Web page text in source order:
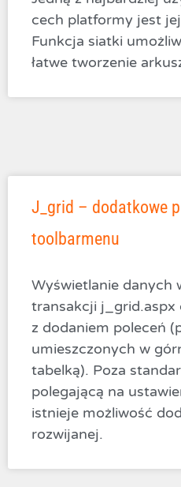
cech platformy jest
Funkcja siatki
łatwe tworzenie
J_grid – dodatkowe
toolbarmenu
Wyświetlanie danych
transakcji j_grid.aspx
z dodaniem poleceń
umieszczonych w
tabelką). Poza
polegającą na
istnieje możliwość
rozwijanej.